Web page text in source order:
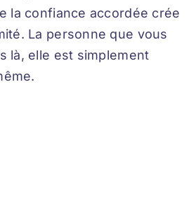
la confiance accordée crée
La personne que vous
là, elle est simplement